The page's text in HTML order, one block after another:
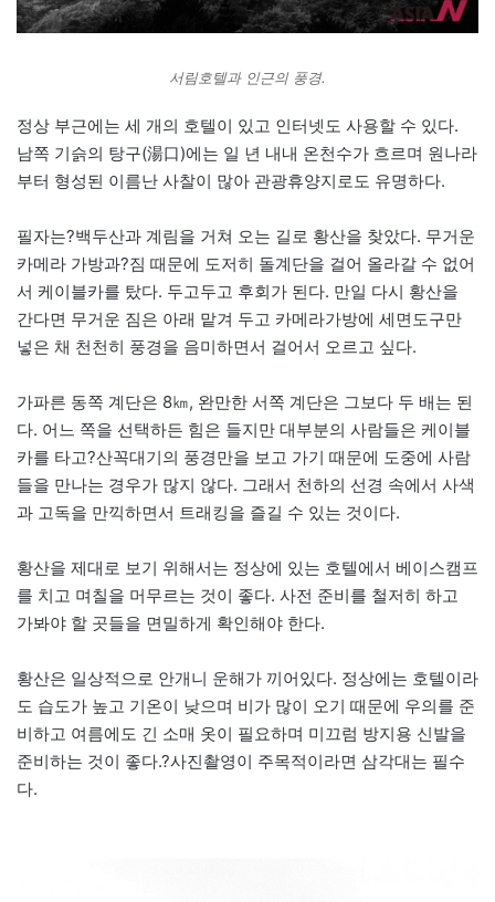
서림호텔과 인근의 풍경.
정상 부근에는 세 개의 호텔이 있고 인터넷도 사용할 수 있다.
남쪽 기슭의 탕구(湯口)에는 일 년 내내 온천수가 흐르며 원나라
부터 형성된 이름난 사찰이 많아 관광휴양지로도 유명하다.
필자는?백두산과 계림을 거쳐 오는 길로 황산을 찾았다. 무거운
카메라 가방과?짐 때문에 도저히 돌계단을 걸어 올라갈 수 없어
서 케이블카를 탔다. 두고두고 후회가 된다. 만일 다시 황산을
간다면 무거운 짐은 아래 맡겨 두고 카메라가방에 세면도구만
넣은 채 천천히 풍경을 음미하면서 걸어서 오르고 싶다.
가파른 동쪽 계단은 8㎞, 완만한 서쪽 계단은 그보다 두 배는 된
다. 어느 쪽을 선택하든 힘은 들지만 대부분의 사람들은 케이블
카를 타고?산꼭대기의 풍경만을 보고 가기 때문에 도중에 사람
들을 만나는 경우가 많지 않다. 그래서 천하의 선경 속에서 사색
과 고독을 만끽하면서 트래킹을 즐길 수 있는 것이다.
황산을 제대로 보기 위해서는 정상에 있는 호텔에서 베이스캠프
를 치고 며칠을 머무르는 것이 좋다. 사전 준비를 철저히 하고
가봐야 할 곳들을 면밀하게 확인해야 한다.
황산은 일상적으로 안개니 운해가 끼어있다. 정상에는 호텔이라
도 습도가 높고 기온이 낮으며 비가 많이 오기 때문에 우의를 준
비하고 여름에도 긴 소매 옷이 필요하며 미끄럼 방지용 신발을
준비하는 것이 좋다.?사진촬영이 주목적이라면 삼각대는 필수
다.